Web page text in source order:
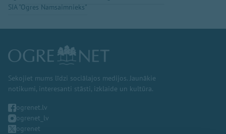
SIA "Ogres Namsaimnieks"
Sekojiet mums līdzi sociālajos medijos. Jaunākie
notikumi, interesanti stāsti, izklaide un kultūra.
ogrenet.lv
ogrenet_lv
ogrenet